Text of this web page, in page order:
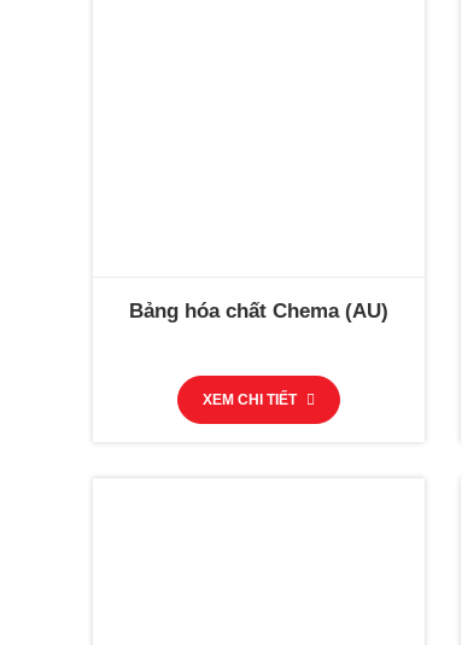
Bảng hóa chất Chema (AU)
XEM CHI TIẾT